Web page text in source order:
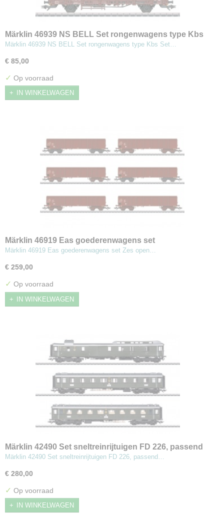
Märklin 46939 NS BELL Set rongenwagens type Kbs
Märklin 46939 NS BELL Set rongenwagens type Kbs Set…
€ 85,00
✓ Op voorraad
IN WINKELWAGEN
Märklin 46919 Eas goederenwagens set
Märklin 46919 Eas goederenwagens set Zes open…
€ 259,00
✓ Op voorraad
IN WINKELWAGEN
Märklin 42490 Set sneltreinrijtuigen FD 226, passend
bij stoomlocomotief type 01
Märklin 42490 Set sneltreinrijtuigen FD 226, passend…
€ 280,00
✓ Op voorraad
IN WINKELWAGEN